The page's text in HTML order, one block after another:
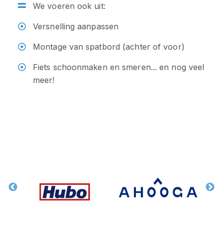
We voeren ook uit:
Versnelling aanpassen
Montage van spatbord (achter of voor)
Fiets schoonmaken en smeren... en nog veel
meer!